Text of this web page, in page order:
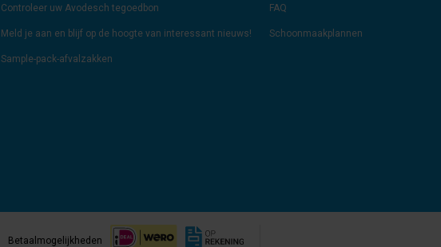
Controleer uw Avodesch tegoedbon
Meld je aan en blijf op de hoogte van interessant nieuws!
Sample-pack-afvalzakken
FAQ
Schoonmaakplannen
Betaalmogelijkheden